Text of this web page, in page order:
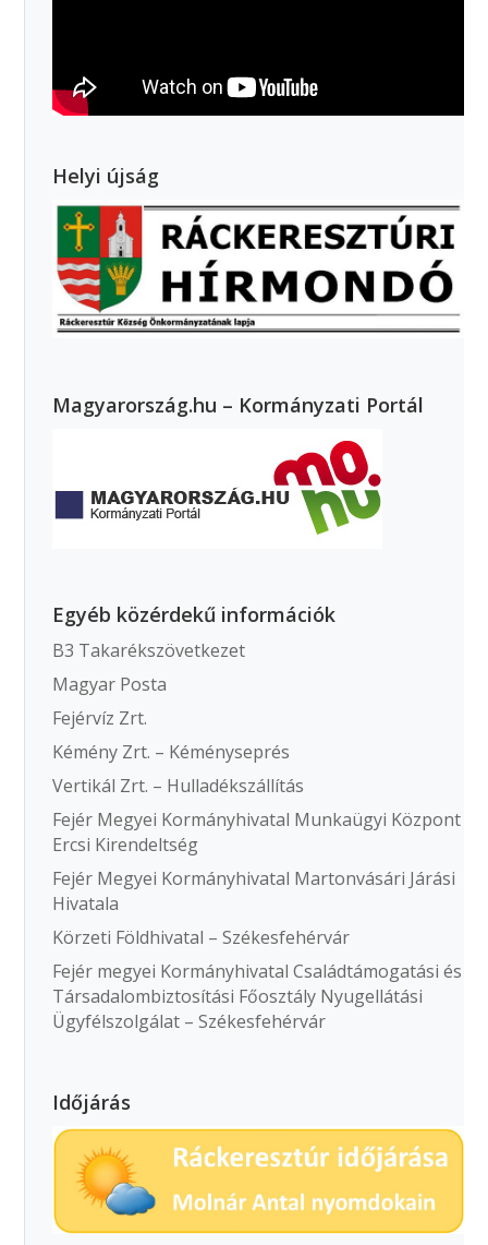
Helyi újság
Magyarország.hu – Kormányzati Portál
Egyéb közérdekű információk
B3 Takarékszövetkezet
Magyar Posta
Fejérvíz Zrt.
Kémény Zrt. – Kéményseprés
Vertikál Zrt. – Hulladékszállítás
Fejér Megyei Kormányhivatal Munkaügyi Központ
Ercsi Kirendeltség
Fejér Megyei Kormányhivatal Martonvásári Járási
Hivatala
Körzeti Földhivatal – Székesfehérvár
Fejér megyei Kormányhivatal Családtámogatási és
Társadalombiztosítási Főosztály Nyugellátási
Ügyfélszolgálat – Székesfehérvár
Időjárás